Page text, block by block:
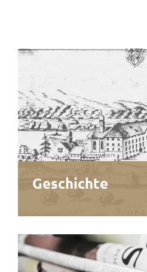
Geschichte